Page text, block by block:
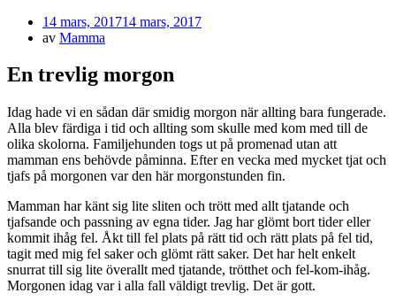
Publicerad
den
14 mars, 201714 mars, 2017
av Mamma
En trevlig morgon
Idag hade vi en sådan där smidig morgon när allting bara fungerade.
Alla blev färdiga i tid och allting som skulle med kom med till de
olika skolorna. Familjehunden togs ut på promenad utan att
mamman ens behövde påminna. Efter en vecka med mycket tjat och
tjafs på morgonen var den här morgonstunden fin.
Mamman har känt sig lite sliten och trött med allt tjatande och
tjafsande och passning av egna tider. Jag har glömt bort tider eller
kommit ihåg fel. Åkt till fel plats på rätt tid och rätt plats på fel tid,
tagit med mig fel saker och glömt rätt saker. Det har helt enkelt
snurrat till sig lite överallt med tjatande, trötthet och fel-kom-ihåg.
Morgonen idag var i alla fall väldigt trevlig. Det är gott.